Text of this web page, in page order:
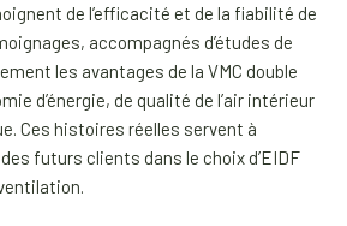
de l’efficacité et de la fiabilité de
accompagnés d’études de
les avantages de la VMC double
d’énergie, de qualité de l’air intérieur
Ces histoires réelles servent à
futurs clients dans le choix d’EIDF